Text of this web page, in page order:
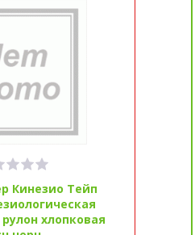
Кинезио Тейп
хлопковая